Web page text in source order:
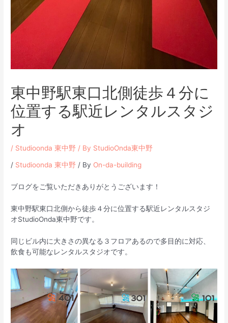
東中野駅東口北側徒歩４分に
位置する駅近レンタルスタジ
オ
/ Studioonda 東中野 / By StudioOnda東中野
/ Studioonda 東中野 / By On-da-building
ブログをご覧いただきありがとうございます！
東中野駅東口北側から徒歩４分に位置する駅近レンタルスタジ
オStudioOnda東中野です。
同じビル内に大きさの異なる３フロアあるので多目的に対応、
飲食も可能なレンタルスタジオです。